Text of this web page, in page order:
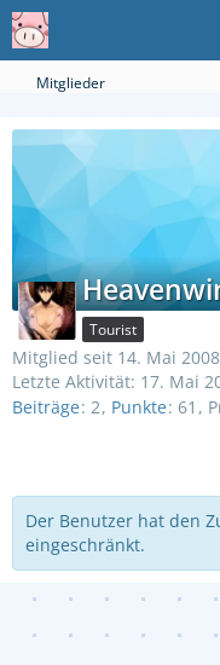
Mitglieder
Tourist
Mitglied seit 14. Mai 2008
Letzte Aktivität: 17. Mai
Beiträge 2 Punkte 61
Der Benutzer hat den
eingeschränkt.